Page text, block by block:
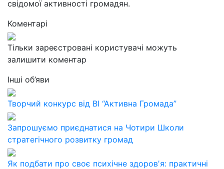
свідомої активності громадян.
Коментарі
Тільки зареєстровані користувачі можуть
залишити коментар
Інші об’яви
Творчий конкурс від ВІ “Активна Громада”
Запрошуємо приєднатися на Чотири Школи
стратегічного розвитку громад
Як подбати про своє психічне здоровʼя: практичні